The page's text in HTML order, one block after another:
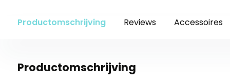
Productomschrijving Reviews Accessoires
Productomschrijving